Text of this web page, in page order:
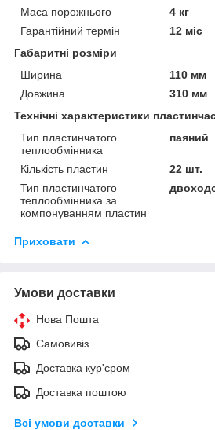
Маса порожнього
4 кг
Гарантійний термін
12 міс
Габаритні розміри
Ширина
110 мм
Довжина
310 мм
Технічні характеристики
Тип пластинчатого
теплообмінника
паяний
Кількість пластин
22 шт.
Тип пластинчатого
теплообмінника за
компонуванням пластин
Приховати
Умови доставки
Нова Пошта
Самовивіз
Доставка кур'єром
Доставка поштою
Всі умови доставки